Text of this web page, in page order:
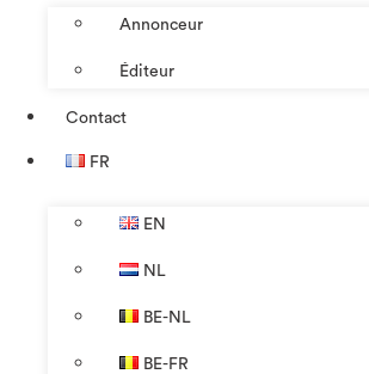
Annonceur
Éditeur
Contact
FR
EN
NL
BE-NL
BE-FR